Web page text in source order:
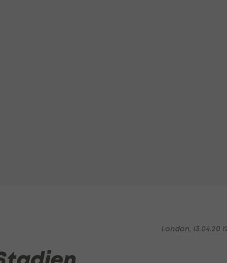
London, 13.04.20